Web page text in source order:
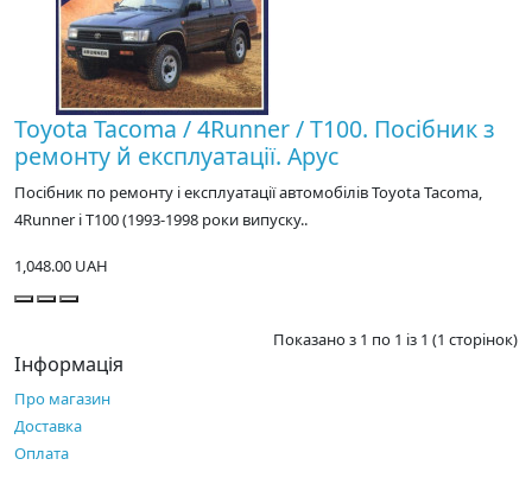
Toyota Tacoma / 4Runner / T100. Посібник з
ремонту й експлуатації. Арус
Посібник по ремонту і експлуатації автомобілів Toyota Tacoma,
4Runner і T100 (1993-1998 роки випуску..
1,048.00 UAH
Показано з 1 по 1 із 1 (1 сторінок)
Інформація
Про магазин
Доставка
Оплата